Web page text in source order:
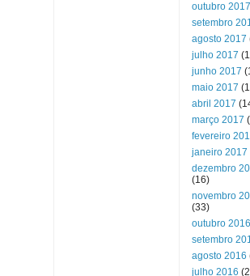
outubro 2017
setembro
agosto 2017
julho 2017
junho 2017
maio 2017
abril 2017
março 2017
fevereiro
janeiro 2017
dezembro
(16)
novembro
(33)
outubro 2016
setembro
agosto 2016
julho 2016